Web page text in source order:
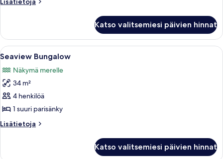
Katso valitsemiesi päivien hinnat
Avaa
kaikki
huonetyypin
Seaview
Bungalow
kuvat
Tilava makuuhuone, jossa on suuri
7
Seaview Bungalow
Näkymä merelle
34 m²
4 henkilöä
1 suuri parisänky
Lisätietoja
Lisätietoja
Katso valitsemiesi päivien hinnat